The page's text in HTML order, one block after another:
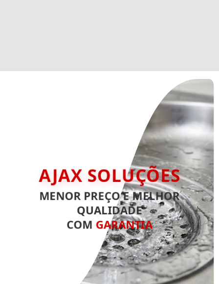
AJAX SOLUÇÕES
MENOR PREÇO E MELHOR
QUALIDADE
COM GARANTIA